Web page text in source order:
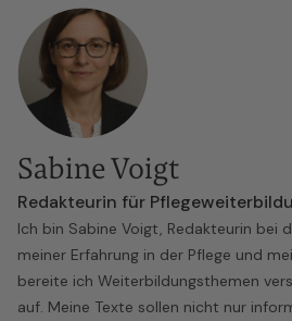
Sabine Voigt
Redakteurin für
Ich bin Sabine Voigt, Redakteurin bei
meiner Erfahrung in der Pflege und
bereite ich Weiterbildungsthemen
auf. Meine Texte sollen nicht nur